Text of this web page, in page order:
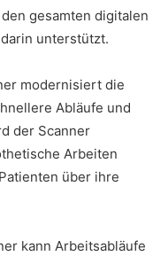
gesamten digitalen
unterstützt.
modernisiert die
Abläufe und
der Scanner
Arbeiten
über ihre
kann Arbeitsabläufe